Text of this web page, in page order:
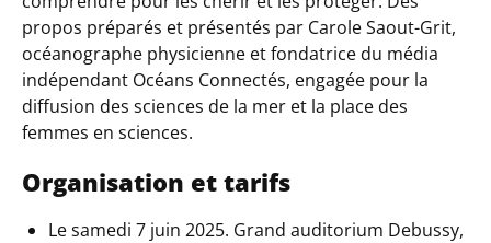
propos préparés et présentés par Carole Saout-Grit,
océanographe physicienne et fondatrice du média
indépendant Océans Connectés, engagée pour la
diffusion des sciences de la mer et la place des
femmes en sciences.
Organisation et tarifs
Le samedi 7 juin 2025. Grand auditorium Debussy,